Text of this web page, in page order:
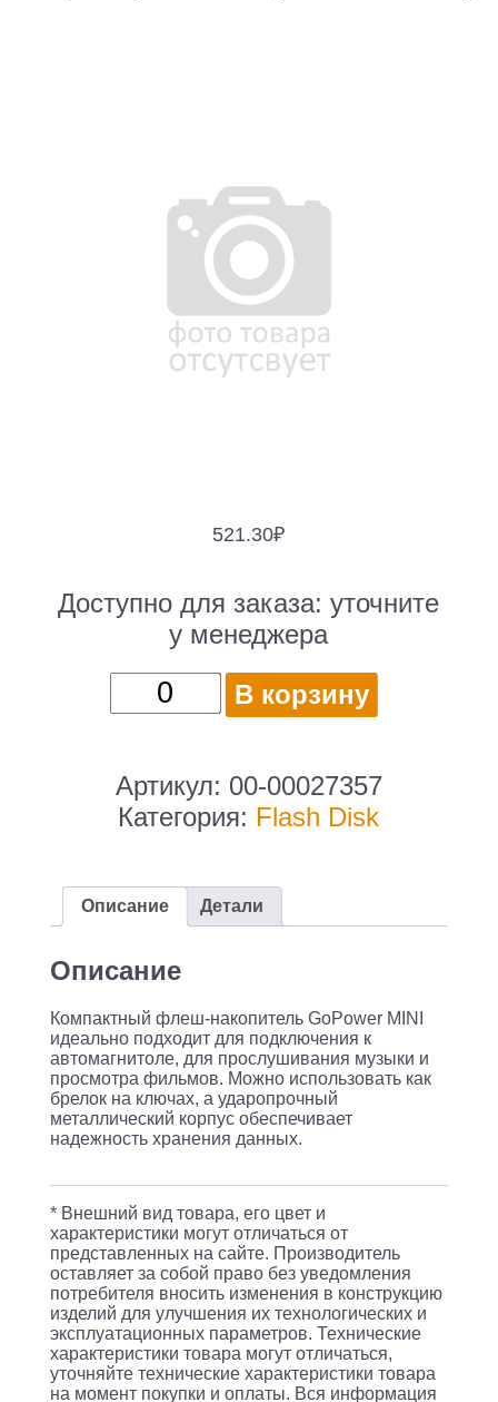
521.30₽
Доступно для заказа:уточните
у менеджера
Количество
товара
накопитель
00027357
Флеш-
GoPower
MINI
16GB
USB2.0
металл
серебряный
(1/50/1000)
В корзину
Артикул: 00-00027357
Категория: Flash Disk
Описание Детали
Описание
Компактный флеш-накопитель GoPower MINI
идеально подходит для подключения к
автомагнитоле, для прослушивания музыки и
просмотра фильмов. Можно использовать как
брелок на ключах, а ударопрочный
металлический корпус обеспечивает
надежность хранения данных.
* Внешний вид товара, его цвет и
характеристики могут отличаться от
представленных на сайте. Производитель
оставляет за собой право без уведомления
потребителя вносить изменения в конструкцию
изделий для улучшения их технологических и
эксплуатационных параметров. Технические
характеристики товара могут отличаться,
уточняйте технические характеристики товара
на момент покупки и оплаты. Вся информация